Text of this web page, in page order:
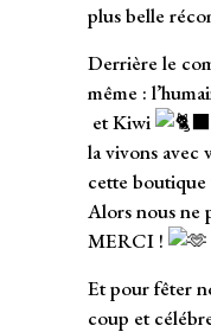
plus belle
Derrière le
même :
et Kiwi
la vivons avec
cette
Alors nous ne
MERCI !
Et pour fêter
coup et